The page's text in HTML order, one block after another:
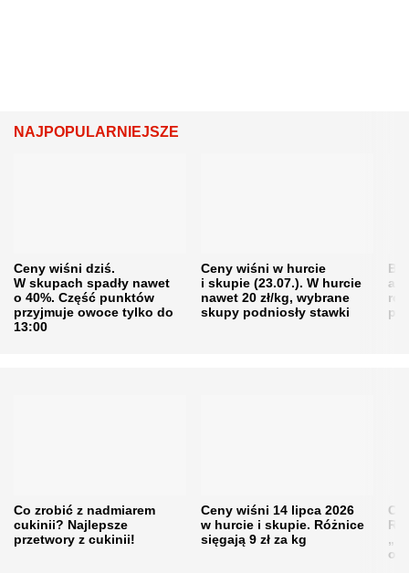
NAJPOPULARNIEJSZE
Ceny wiśni dziś.
W skupach spadły nawet
o 40%. Część punktów
przyjmuje owoce tylko do
13:00
Ceny wiśni w hurcie
i skupie (23.07.). W hurcie
nawet 20 zł/kg, wybrane
skupy podniosły stawki
Co zrobić z nadmiarem
cukinii? Najlepsze
przetwory z cukinii!
Ceny wiśni 14 lipca 2026
w hurcie i skupie. Różnice
sięgają 9 zł za kg